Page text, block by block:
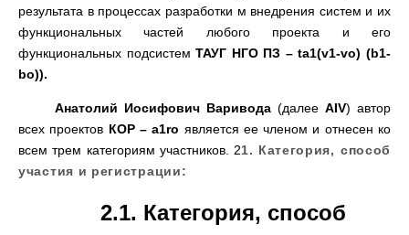
результата в процессах разработки м внедрения систем и их
функциональных частей любого проекта и его
функциональных подсистем ТАУГ НГО ПЗ – ta1(v1-vo) (b1-
bo)).
Анатолий Иосифович Варивода (далее AIV) автор
всех проектов КОР – a1ro является ее членом и отнесен ко
всем трем категориям участников. 21. Категория, способ
участия и регистрации:
2.1. Категория, способ